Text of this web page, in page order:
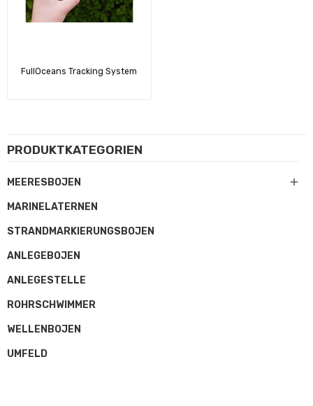
PRODUKTKATEGORIEN
MEERESBOJEN 
MARINELATERNEN
STRANDMARKIERUNGSBOJEN
ANLEGEBOJEN
ANLEGESTELLE
ROHRSCHWIMMER
WELLENBOJEN
UMFELD
FullOceans Tracking System